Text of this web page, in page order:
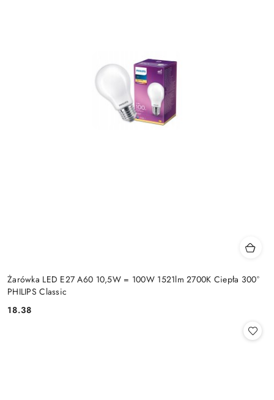
Żarówka LED E27 A60 10,5W = 100W 1521lm 2700K Ciepła 300°
PHILIPS Classic
Cena:
18.38